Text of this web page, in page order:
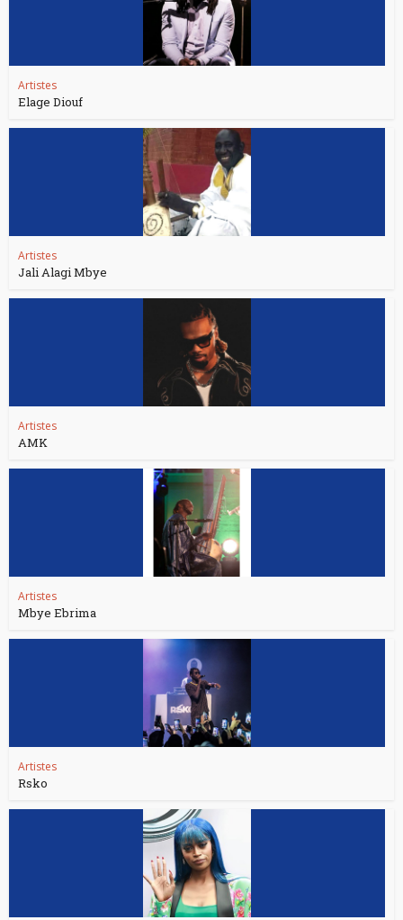
Artistes
Elage Diouf
Artistes
Jali Alagi Mbye
Artistes
AMK
Artistes
Mbye Ebrima
Artistes
Rsko